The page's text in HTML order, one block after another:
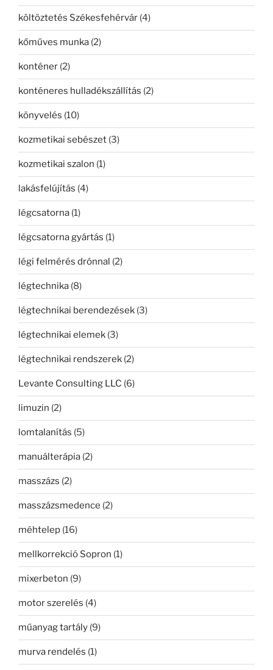
költöztetés Székesfehérvár (4)
kőműves munka (2)
konténer (2)
konténeres hulladékszállítás (2)
könyvelés (10)
kozmetikai sebészet (3)
kozmetikai szalon (1)
lakásfelújítás (4)
légcsatorna (1)
légcsatorna gyártás (1)
légi felmérés drónnal (2)
légtechnika (8)
légtechnikai berendezések (3)
légtechnikai elemek (3)
légtechnikai rendszerek (2)
Levante Consulting LLC (6)
limuzin (2)
lomtalanítás (5)
manuálterápia (2)
masszázs (2)
masszázsmedence (2)
méhtelep (16)
mellkorrekció Sopron (1)
mixerbeton (9)
motor szerelés (4)
műanyag tartály (9)
murva rendelés (1)